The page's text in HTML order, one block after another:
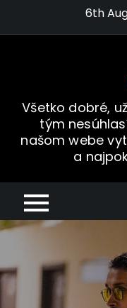
6th
Všetko dobré,
tým
našom webe
a